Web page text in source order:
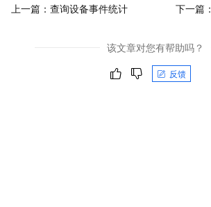
上一篇： 查询设备事件统计 下一篇：
该文章对您有帮助吗？
反馈